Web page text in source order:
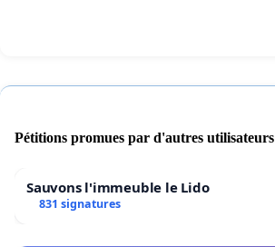
Pétitions promues par d'autres utilisateurs
Sauvons l'immeuble le Lido
831 signatures